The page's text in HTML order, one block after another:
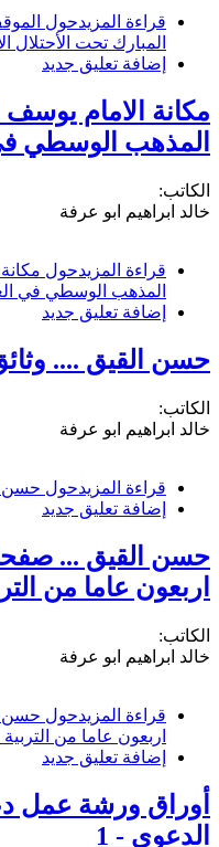
قراءة المزيدحول
المبارك تحت الأحتلال
إضافة تعليق جديد
مكانة الامام
المذهب الوسطي
الكاتب:
خالد ابراهيم ابو عرفة
قراءة المزيدحول
المذهب الوسطي في
إضافة تعليق جديد
حسن القيق ....
الكاتب:
خالد ابراهيم ابو عرفة
قراءة المزيدحول حسن
إضافة تعليق جديد
حسن القيق ...
اربعون عاما من
الكاتب:
خالد ابراهيم ابو عرفة
قراءة المزيدحول حسن
اربعون عاما من
إضافة تعليق جديد
أوراق ورشة عمل
الدعوي - 1